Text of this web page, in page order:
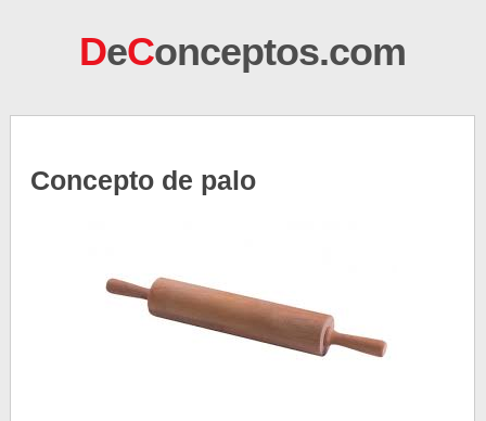
DeConceptos.com
Concepto de palo